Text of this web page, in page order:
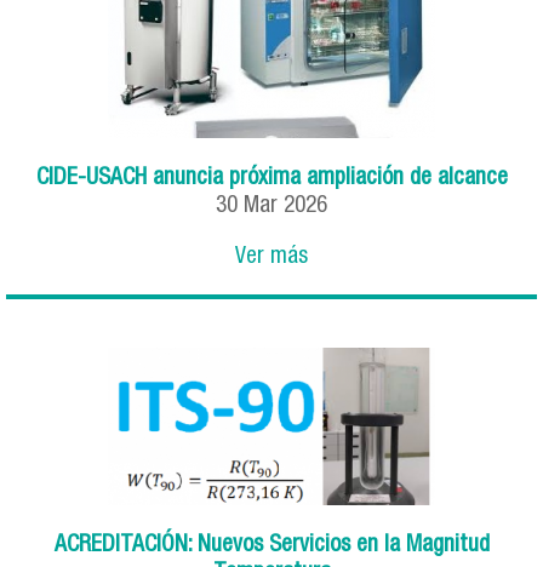
CIDE-USACH anuncia próxima ampliación de alcance
30 Mar 2026
Ver más
ACREDITACIÓN: Nuevos Servicios en la Magnitud